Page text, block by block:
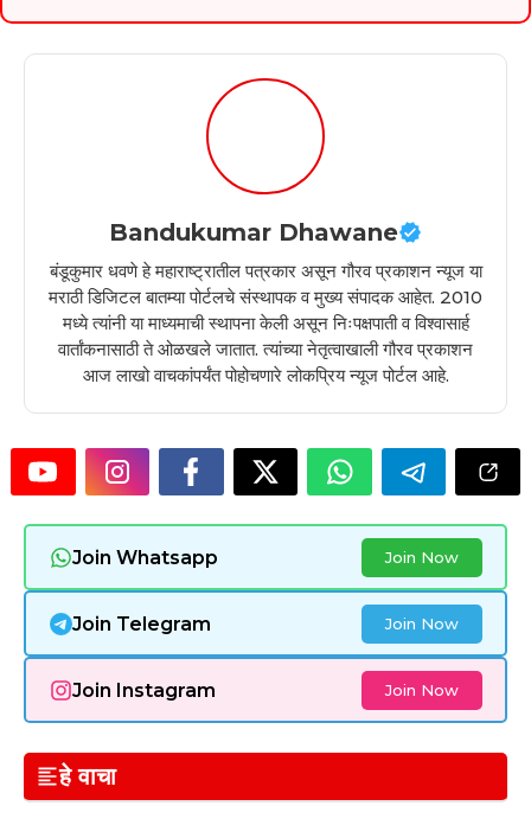
Bandukumar Dhawane
बंडूकुमार धवणे हे महाराष्ट्रातील पत्रकार असून गौरव प्रकाशन न्यूज या
मराठी डिजिटल बातम्या पोर्टलचे संस्थापक व मुख्य संपादक आहेत. 2010
मध्ये त्यांनी या माध्यमाची स्थापना केली असून निःपक्षपाती व विश्वासार्ह
वार्तांकनासाठी ते ओळखले जातात. त्यांच्या नेतृत्वाखाली गौरव प्रकाशन
आज लाखो वाचकांपर्यंत पोहोचणारे लोकप्रिय न्यूज पोर्टल आहे.
Join Whatsapp Join Now
Join Telegram Join Now
Join Instagram Join Now
हे वाचा